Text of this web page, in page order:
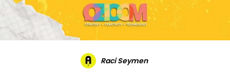
Raci Seymen